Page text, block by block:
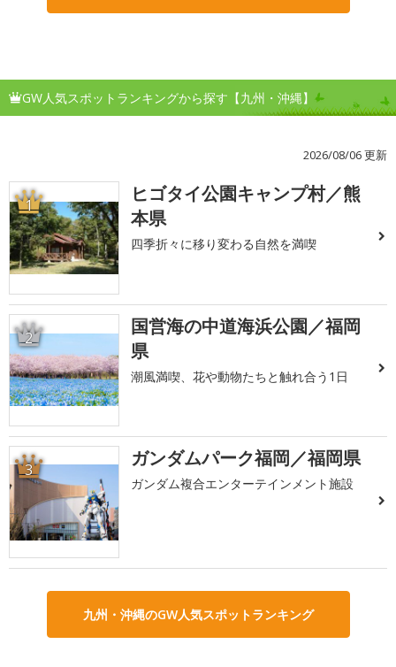
GW人気スポットランキングから探す【九州・沖縄】
2026/08/06 更新
1
ヒゴタイ公園キャンプ村／熊
本県
四季折々に移り変わる自然を満喫
2
国営海の中道海浜公園／福岡
県
潮風満喫、花や動物たちと触れ合う1日
3 ガンダムパーク福岡／福岡県
ガンダム複合エンターテインメント施設
九州・沖縄のGW人気スポットランキング